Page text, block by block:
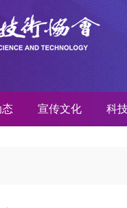
态 宣传文化 科